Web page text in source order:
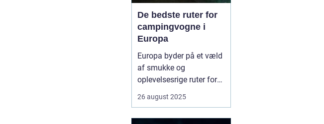
De bedste ruter for
campingvogne i
Europa
Europa byder på et væld
af smukke og
oplevelsesrige ruter for
kystnære veje med
26 august 2025